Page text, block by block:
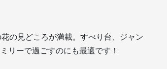
の見どころが満載。すべり台、ジャン
リーで過ごすのにも最適です！